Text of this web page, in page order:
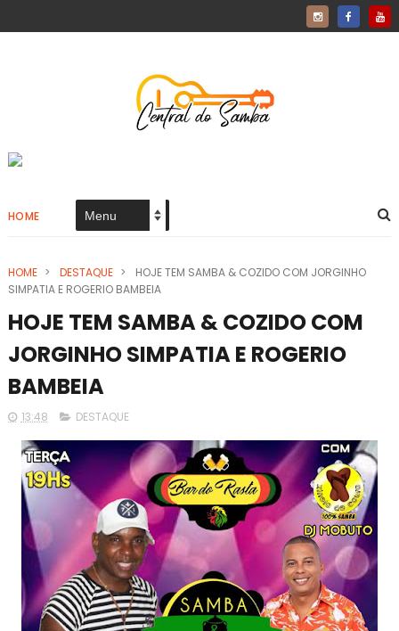
HOME
HOME > DESTAQUE >
HOJE TEM SAMBA & COZIDO COM JORGINHO
SIMPATIA E ROGERIO BAMBEIA
HOJE TEM SAMBA & COZIDO COM
JORGINHO SIMPATIA E ROGERIO
BAMBEIA
13:48 DESTAQUE